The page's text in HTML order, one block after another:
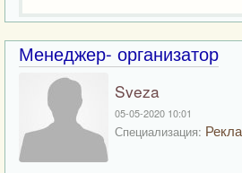
Менеджер- организатор
Sveza
05-05-2020 10:01
Специализация: